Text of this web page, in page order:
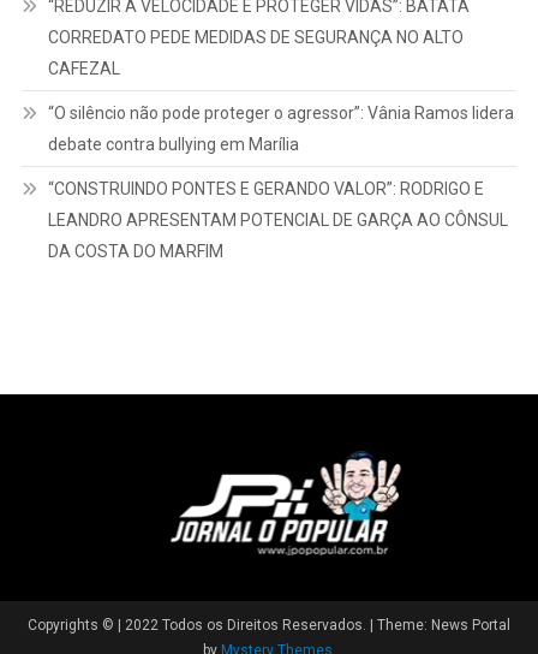
CONDENADO A MAIS DE 13 ANOS POR ESTUPRO DE
VULNERÁVEL É CAPTURADO PELA PM EM POMPEIA
“Receitas resilientes”: Bradesco alcança R$ 10,5 bilhões com
CAFEZAL
debate contra bullying em Marília
“CONSTRUINDO PONTES E GERANDO VALOR”: RODRIGO E
LEANDRO APRESENTAM POTENCIAL DE GARÇA AO CÔNSUL